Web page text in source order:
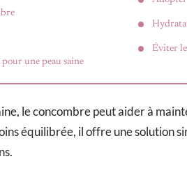
une peau saine
Éviter
le concombre peut aider à
équilibrée, il offre une solution